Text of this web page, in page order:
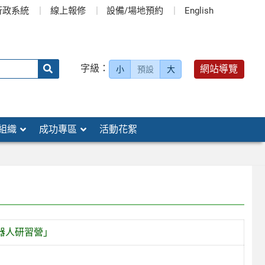
政系統 線上報修 設備/場地預約 English
字級： 小 預設 大 網站導覽
織 成功專區 活動花絮
研習營」